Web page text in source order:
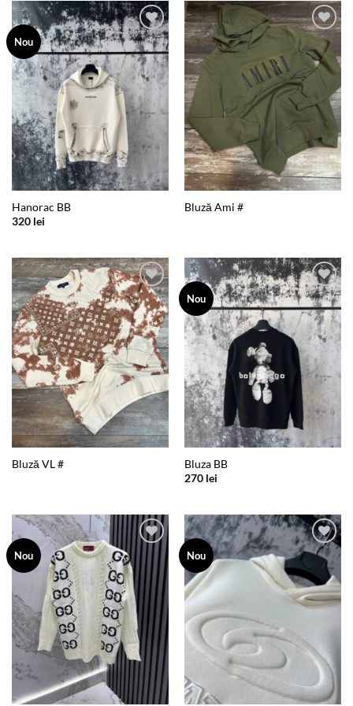
300 lei.
Nou
Add to
wishlist
Hanorac BB
320 lei
Add to
wishlist
Bluză Ami #
Add to
wishlist
Bluză VL #
Nou
Add to
wishlist
Bluza BB
270 lei
Nou
Add to
wishlist
Nou
Add to
wishlist